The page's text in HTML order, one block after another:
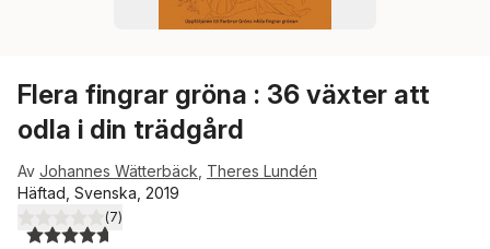
Flera fingrar gröna : 36 växter att
odla i din trädgård
Av Johannes Wätterbäck Theres Lundén
Häftad, Svenska, 2019
4,7utav 5 stjärnor. Totalt antal röster:
(7)